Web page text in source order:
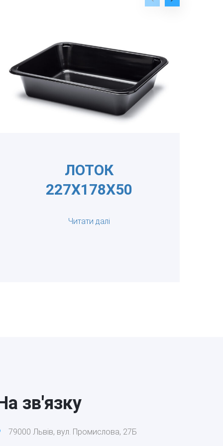
ЛОТОК
227Х178Х50
Читати далі
зв'язку
79000 Львів, вул. Промислова, 27Б